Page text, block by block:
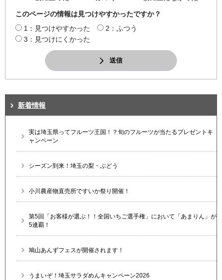
このページの情報は見つけやすかったですか？
1：見つけやすかった
2：ふつう
3：見つけにくかった
送信
新着情報
実は埼玉県ってフルーツ王国！？旬のフルーツが当たるプレゼントキ
ャンペーン
シーズン到来！埼玉の梨・ぶどう
小川農産物直売所ですいか祭り開催！
第5回「お客様が選ぶ！！全国いちご選手権」において「あまりん」が
5連覇！
鳩山あんずフェスが開催されます！
うまいぞ！埼玉サラダめんキャンペーン2026